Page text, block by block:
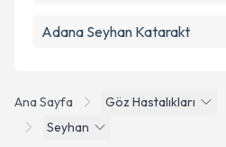
Ana Sayfa Göz Hastalıkları
Seyhan
Adana Seyhan Katarakt